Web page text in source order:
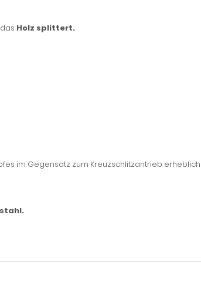
Holz splittert.
im Gegensatz zum Kreuzschlitzantrieb erheblich